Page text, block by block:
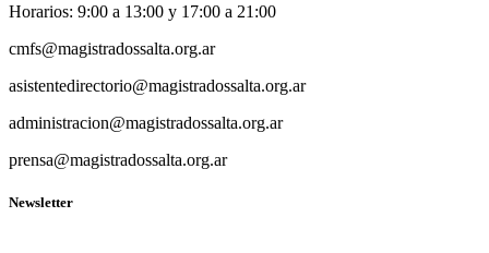
Horarios: 9:00 a 13:00 y 17:00 a 21:00
cmfs@magistradossalta.org.ar
asistentedirectorio@magistradossalta.org.ar
administracion@magistradossalta.org.ar
prensa@magistradossalta.org.ar
Newsletter